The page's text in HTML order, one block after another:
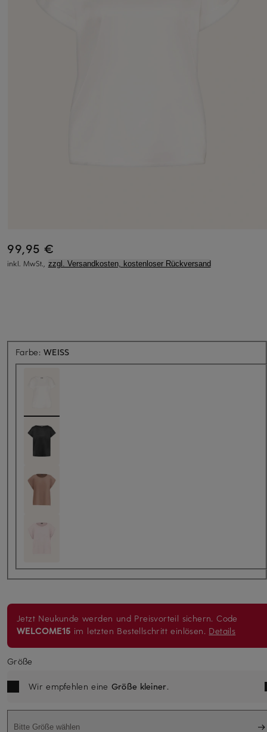
99,95 €
inkl. MwSt., zzgl. Versandkosten, kostenloser Rückversand
Farbe:WEISS
Jetzt Neukunde werden und Preisvorteil sichern. Code
WELCOME15 im letzten Bestellschritt einlösen. Details
Größe
Wir empfehlen eine Größe kleiner.
Bitte Größe wählen